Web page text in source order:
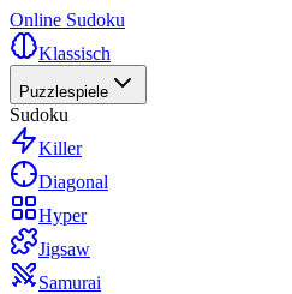
Online Sudoku
Klassisch
Puzzlespiele
Sudoku
Killer
Diagonal
Hyper
Jigsaw
Samurai